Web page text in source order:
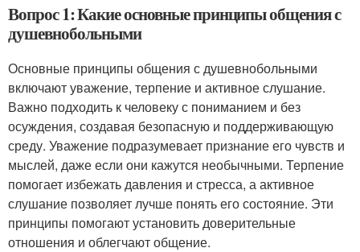
Вопрос 1: Какие основные принципы общения с
душевнобольными
Основные принципы общения с душевнобольными
включают уважение, терпение и активное слушание.
Важно подходить к человеку с пониманием и без
осуждения, создавая безопасную и поддерживающую
среду. Уважение подразумевает признание его чувств и
мыслей, даже если они кажутся необычными. Терпение
помогает избежать давления и стресса, а активное
слушание позволяет лучше понять его состояние. Эти
принципы помогают установить доверительные
отношения и облегчают общение.